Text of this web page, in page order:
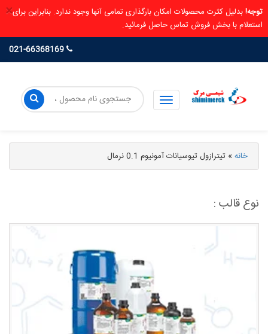
× توجه!بدلیل کثرت محصولات امکان بارگذاری تمامی آنها وجود ندارد. بنابراین برای
استعلام با بخش فروش تماس حاصل فرمائید.
خانه» تیترازول تیوسیانات آمونیوم 0.1 نرمال
نوع قالب :